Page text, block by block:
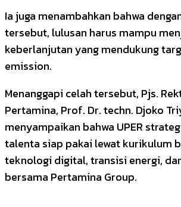
Ia juga menambahkan bahwa
tersebut, lulusan harus mampu
keberlanjutan yang mendukung
emission.
Menanggapi celah tersebut, Pjs.
Pertamina, Prof. Dr. techn. Djoko
menyampaikan bahwa UPER
talenta siap pakai lewat kurikulum
teknologi digital, transisi energi,
bersama Pertamina Group.